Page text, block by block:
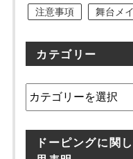
注意事項
舞台メ
カテゴリー
テ
リ
ドーピングに関